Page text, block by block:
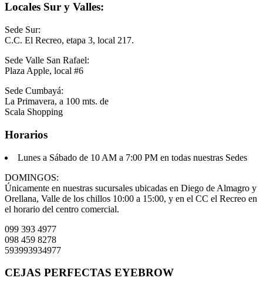
Locales Sur y Valles:
Sede Sur:
C.C. El Recreo, etapa 3, local 217.
Sede Valle San Rafael:
Plaza Apple, local #6
Sede Cumbayá:
La Primavera, a 100 mts. de
Scala Shopping
Horarios
Lunes a Sábado de 10 AM a 7:00 PM en todas nuestras Sedes
DOMINGOS:
Únicamente en nuestras sucursales ubicadas en Diego de Almagro y
Orellana, Valle de los chillos 10:00 a 15:00, y en el CC el Recreo en
el horario del centro comercial.
099 393 4977
098 459 8278
593993934977
CEJAS PERFECTAS EYEBROW